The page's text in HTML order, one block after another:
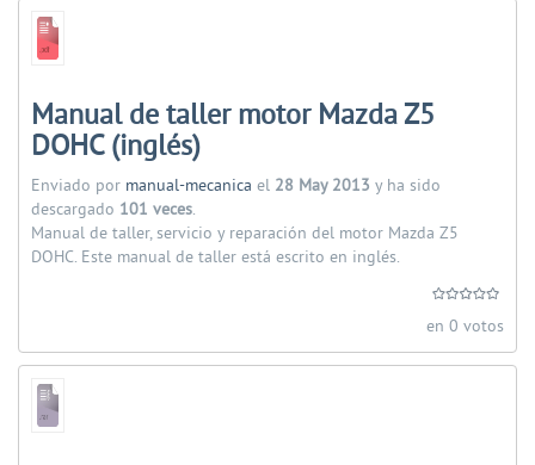
Manual de taller motor Mazda Z5
DOHC (inglés)
Enviado por manual-mecanica el 28 May 2013 y ha sido
descargado 101 veces.
Manual de taller, servicio y reparación del motor Mazda Z5
DOHC. Este manual de taller está escrito en inglés.
en 0 votos